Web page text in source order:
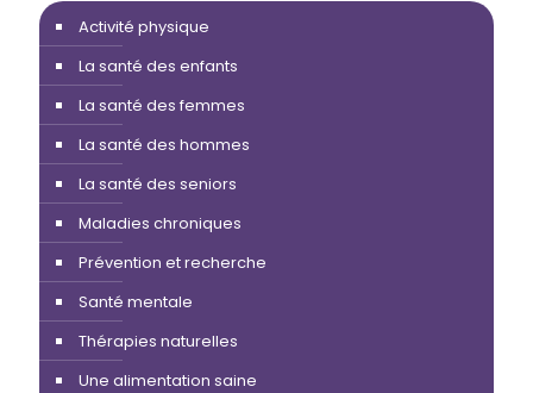
Activité physique
La santé des enfants
La santé des femmes
La santé des hommes
La santé des seniors
Maladies chroniques
Prévention et recherche
Santé mentale
Thérapies naturelles
Une alimentation saine